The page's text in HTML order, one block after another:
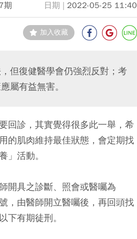
期 2022-05-25 11:40
加入收藏
但復健醫學會仍強烈反對；考
屬有益無害。
回診，其實覺得很多此一舉，希
的肌肉維持最佳狀態，會定期找
」活動。
開具之診斷、照會或醫囑為
，由醫師開立醫囑後，再回頭找
下有期徒刑。